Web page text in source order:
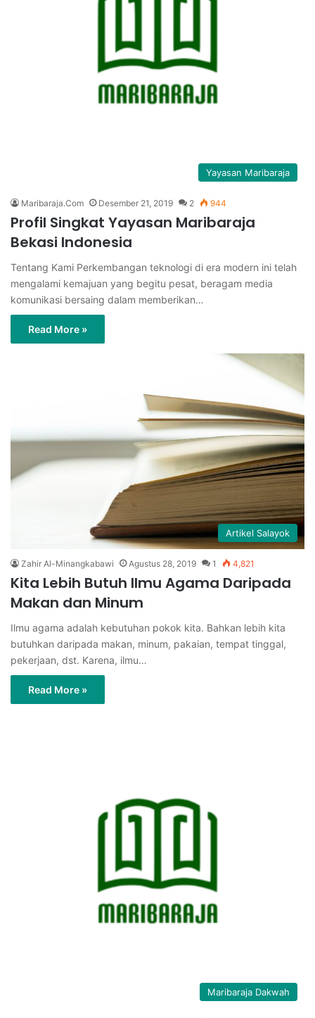
Yayasan Maribaraja
Maribaraja.Com Desember 21, 2019 2 944
Profil Singkat Yayasan Maribaraja
Bekasi Indonesia
Tentang Kami Perkembangan teknologi di era modern ini telah
mengalami kemajuan yang begitu pesat, beragam media
komunikasi bersaing dalam memberikan…
Read More »
Artikel Salayok
Zahir Al-Minangkabawi Agustus 28, 2019 1 4,821
Kita Lebih Butuh Ilmu Agama Daripada
Makan dan Minum
Ilmu agama adalah kebutuhan pokok kita. Bahkan lebih kita
butuhkan daripada makan, minum, pakaian, tempat tinggal,
pekerjaan, dst. Karena, ilmu…
Read More »
Maribaraja Dakwah